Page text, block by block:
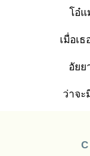
โอ๋แ
เมื่อเ
อัยย
ว่าจะ
C